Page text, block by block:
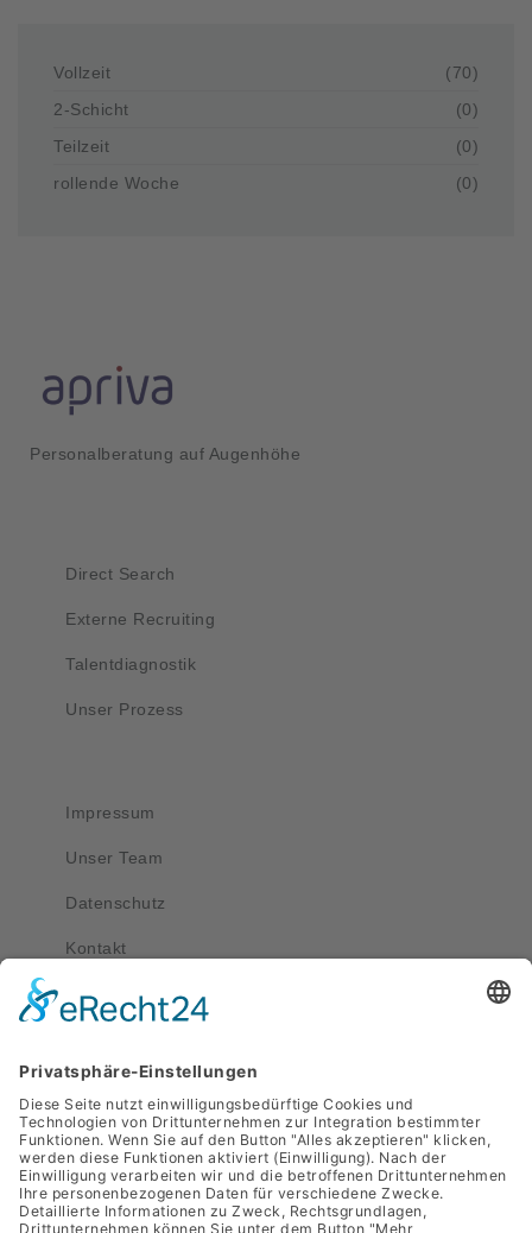
Vollzeit
(70)
2-Schicht
(0)
Teilzeit
(0)
rollende Woche
(0)
Personalberatung auf Augenhöhe
Direct Search
Externe Recruiting
Talentdiagnostik
Unser Prozess
Impressum
Unser Team
Datenschutz
Kontakt
Kontakt
0351 4189 3330
Adresse
Werdauer Str. 1-3